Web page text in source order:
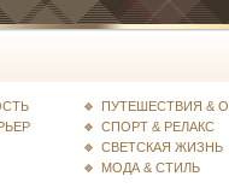
ПУТЕШЕСТВИЯ &
СПОРТ & РЕЛАКС
СВЕТСКАЯ ЖИЗНЬ
МОДА & СТИЛЬ